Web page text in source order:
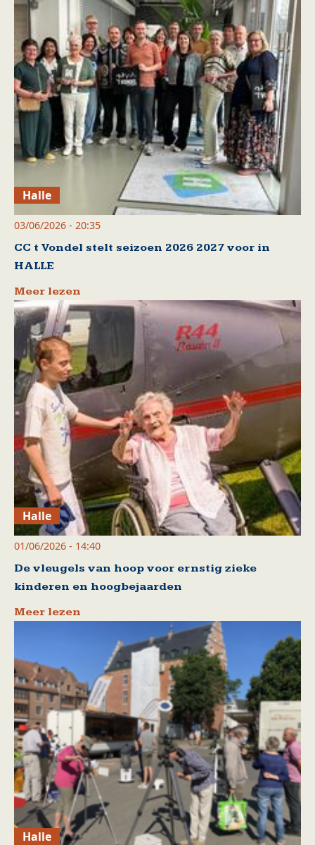
Halle
03/06/2026 - 20:35
CC t Vondel stelt seizoen 2026 2027 voor in
HALLE
Meer lezen
Halle
01/06/2026 - 14:40
De vleugels van hoop voor ernstig zieke
kinderen en hoogbejaarden
Meer lezen
Halle